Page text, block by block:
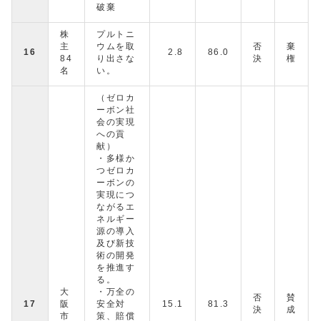
破棄
16
株
主
84
名
プルトニ
ウムを取
り出さな
い。
2.8 86.0
否
決
棄
権
17
大
阪
市
（ゼロカ
ーボン社
会の実現
への貢
献）
・多様か
つゼロカ
ーボンの
実現につ
ながるエ
ネルギー
源の導入
及び新技
術の開発
を推進す
る。
・万全の
安全対
策、賠償
15.1 81.3
否
決
賛
成